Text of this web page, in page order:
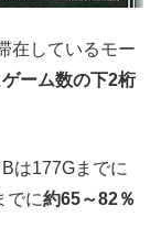
在しているモー
ゲーム数の下2桁
は177Gまでに
でに約65～82％